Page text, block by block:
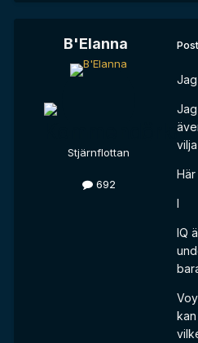
B'Elanna
Stjärnflottan
692
l
IQ